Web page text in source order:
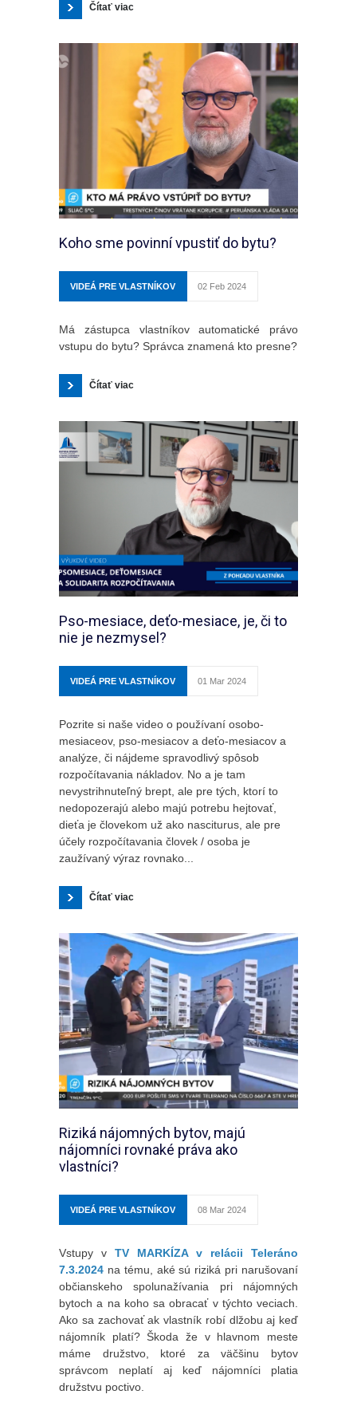
Čítať viac
Koho sme povinní vpustiť do bytu?
VIDEÁ PRE VLASTNÍKOV 02 Feb 2024
Má zástupca vlastníkov automatické právo
vstupu do bytu? Správca znamená kto presne?
Čítať viac
Pso-mesiace, deťo-mesiace, je, či to
nie je nezmysel?
VIDEÁ PRE VLASTNÍKOV 01 Mar 2024
Pozrite si naše video o používaní osobo-
mesiaceov, pso-mesiacov a deťo-mesiacov a
analýze, či nájdeme spravodlivý spôsob
rozpočítavania nákladov. No a je tam
nevystrihnuteľný brept, ale pre tých, ktorí to
nedopozerajú alebo majú potrebu hejtovať,
dieťa je človekom už ako nasciturus, ale pre
účely rozpočítavania človek / osoba je
zaužívaný výraz rovnako...
Čítať viac
Riziká nájomných bytov, majú
nájomníci rovnaké práva ako
vlastníci?
VIDEÁ PRE VLASTNÍKOV 08 Mar 2024
Vstupy v TV MARKÍZA v relácii Teleráno
7.3.2024 na tému, aké sú riziká pri narušovaní
občianskeho spolunažívania pri nájomných
bytoch a na koho sa obracať v týchto veciach.
Ako sa zachovať ak vlastník robí dlžobu aj keď
nájomník platí? Škoda že v hlavnom meste
máme družstvo, ktoré za väčšinu bytov
správcom neplatí aj keď nájomníci platia
družstvu poctivo.